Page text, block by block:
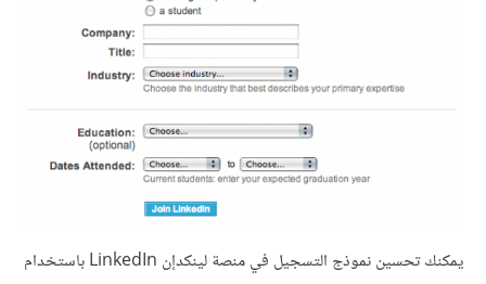
يمكنك تحسين نموذج التسجيل في منصة لينكدإن LinkedIn باستخدام